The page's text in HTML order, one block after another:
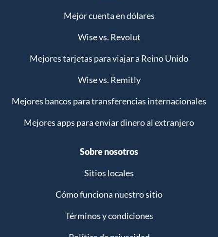
Mejor cuenta en dólares
Wise vs. Revolut
Mejores tarjetas para viajar a Reino Unido
Wise vs. Remitly
Mejores bancos para transferencias internacionales
Mejores apps para enviar dinero al extranjero
Sobre nosotros
Sitios locales
Cómo funciona nuestro sitio
Términos y condiciones